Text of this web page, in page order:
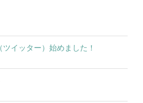
イッター）始めました！